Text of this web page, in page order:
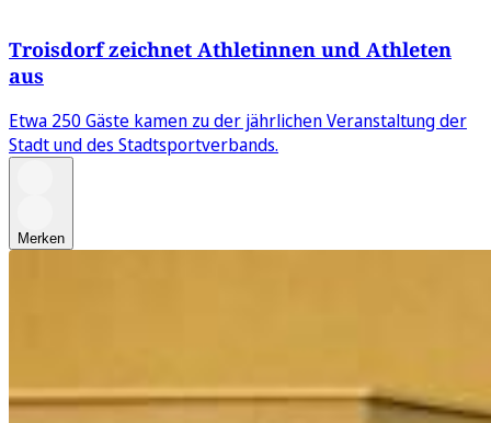
Troisdorf zeichnet Athletinnen und Athleten
aus
Etwa 250 Gäste kamen zu der jährlichen Veranstaltung der
Stadt und des Stadtsportverbands.
Merken